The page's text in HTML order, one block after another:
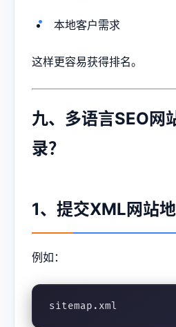
本地客户需求
这样更容易获得排名。
九、多语言SEO网
录？
1、提交XML网站
例如：
sitemap.xml